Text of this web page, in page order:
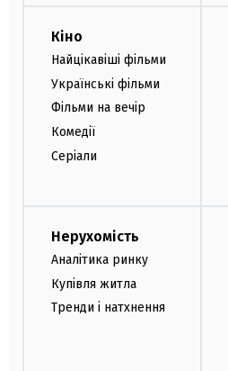
Кіно
Найцікавіші фільми
Українські фільми
Фільми на вечір
Комедії
Серіали
Нерухомість
Аналітика ринку
Купівля житла
Тренди і натхнення